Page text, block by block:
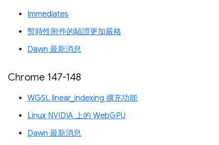
Immediates
暫時性附件的驗證更加嚴格
Dawn 最新消息
Chrome 147-148
WGSL linear_indexing 擴充功能
Linux NVIDIA 上的 WebGPU
Dawn 最新消息